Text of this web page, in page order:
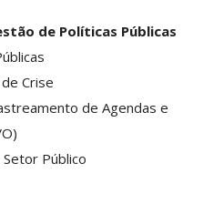
de Políticas Públicas
Crise
de Agendas e
Público